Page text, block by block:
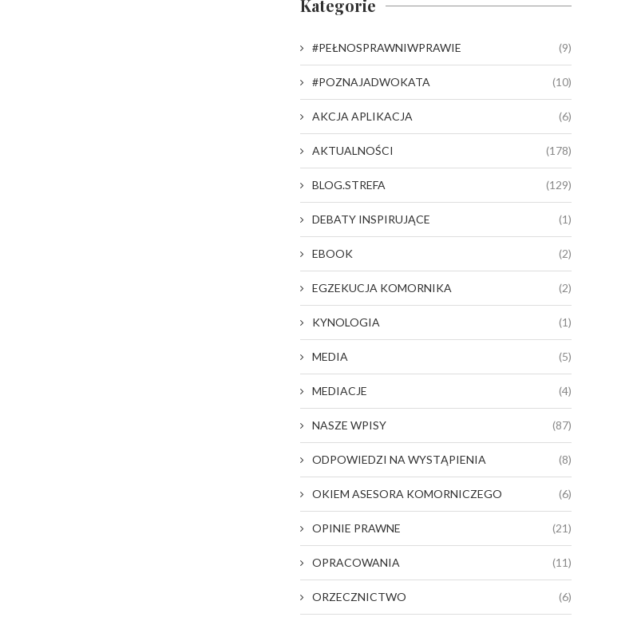
Kategorie
#PEŁNOSPRAWNIWPRAWIE (9)
#POZNAJADWOKATA (10)
AKCJA APLIKACJA (6)
AKTUALNOŚCI (178)
BLOG.STREFA (129)
DEBATY INSPIRUJĄCE (1)
EBOOK (2)
EGZEKUCJA KOMORNIKA (2)
KYNOLOGIA (1)
MEDIA (5)
MEDIACJE (4)
NASZE WPISY (87)
ODPOWIEDZI NA WYSTĄPIENIA (8)
OKIEM ASESORA KOMORNICZEGO (6)
OPINIE PRAWNE (21)
OPRACOWANIA (11)
ORZECZNICTWO (6)